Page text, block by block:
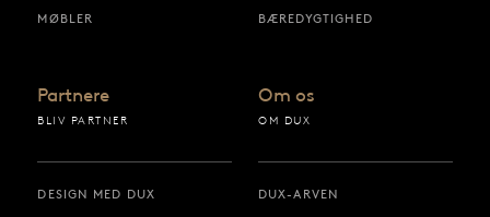
MØBLER
BÆREDYGTIGHED
Partnere
BLIV PARTNER
DESIGN MED DUX
Om os
OM DUX
DUX-ARVEN